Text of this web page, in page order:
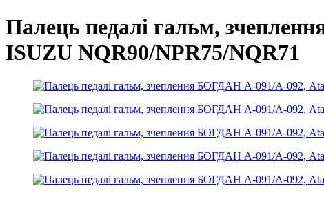
Палець педалі гальм,
ISUZU NQR90/NPR75/NQR71